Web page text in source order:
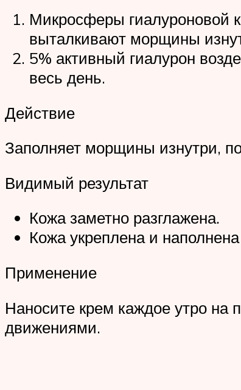
Микросферы гиалуроновой
выталкивают морщины
5% активный гиалурон
весь день.
Действие
Заполняет морщины изнутри,
Видимый результат
Кожа заметно разглажена.
Кожа укреплена и
Применение
Наносите крем каждое утро
движениями.